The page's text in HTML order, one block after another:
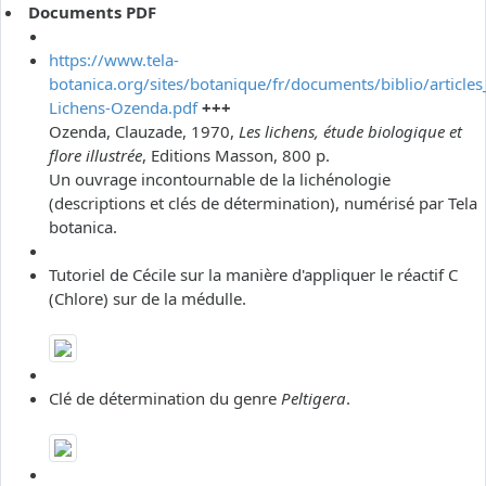
Documents PDF
https://www.tela-
botanica.org/sites/botanique/fr/documents/biblio/
Lichens-Ozenda.pdf +++
Ozenda, Clauzade, 1970, Les lichens, étude biologique et
flore illustrée, Editions Masson, 800 p.
Un ouvrage incontournable de la lichénologie
(descriptions et clés de détermination), numérisé par Tela
botanica.
Tutoriel de Cécile sur la manière d'appliquer le réactif C
(Chlore) sur de la médulle.
Clé de détermination du genre Peltigera.